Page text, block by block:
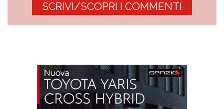
SCRIVI/SCOPRI I COMMENTI